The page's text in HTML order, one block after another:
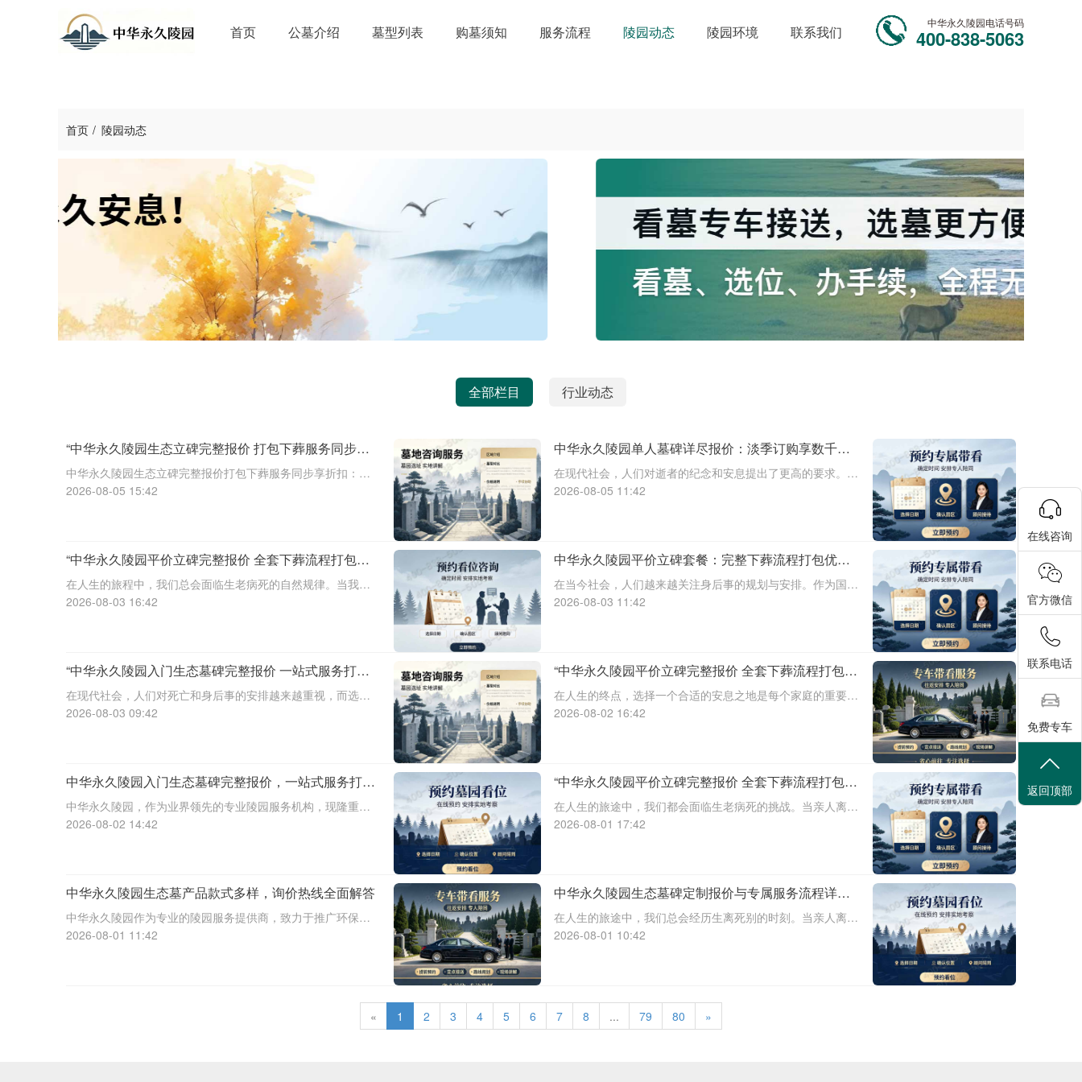
首页 公墓介绍 墓型列表 购墓须知 服务流程 陵园动态 陵园环境 联系我们
中华永久陵园电话号码
400-838-5063
首页 陵园动态
全部栏目 行业动态
“中华永久陵园生态立碑完整报价 打包下葬服务同步享
折扣：全方位福利解析与专属优惠”
中华永久陵园生态立碑完整报价打包下葬服务同步享折扣：全
方位福利解析与专属优惠☎ 中华永久陵园电话:400-838-5063
2026-08-05 15:42
中华永久陵园单人墓碑详尽报价：淡季订购享数千元
优惠
在现代社会，人们对逝者的纪念和安息提出了更高的要求。作
为国内知名的陵园品牌，中华永久陵园提供多种单人墓碑选
2026-08-05 11:42
“中华永久陵园平价立碑完整报价 全套下葬流程打包降
价”
在人生的旅程中，我们总会面临生老病死的自然规律。当我们
的亲人或挚爱离去，如何妥善安排他们的身后事，成为每个家
2026-08-03 16:42
中华永久陵园平价立碑套餐：完整下葬流程打包优惠
咨询指南
在当今社会，人们越来越关注身后事的规划与安排。作为国内
知名的陵园品牌，中华永久陵园凭借其平价立碑与全套下葬流
2026-08-03 11:42
“中华永久陵园入门生态墓碑完整报价 一站式服务打包
特惠：透明价格与便捷服务解析”
在现代社会，人们对死亡和身后事的安排越来越重视，而选择
一个合适的永久陵园和生态墓碑也成为了许多家庭的重要决
2026-08-03 09:42
“中华永久陵园平价立碑完整报价 全套下葬流程打包降
价咨询热线与服务详解”
在人生的终点，选择一个合适的安息之地是每个家庭的重要任
务。中华永久陵园作为知名的大型陵园，提供平价立碑、全套
2026-08-02 16:42
中华永久陵园入门生态墓碑完整报价，一站式服务打包
特惠，咨询热线大全。
中华永久陵园，作为业界领先的专业陵园服务机构，现隆重推
出入门级生态墓碑的透明报价与一站式服务打包特惠方案。本
2026-08-02 14:42
“中华永久陵园平价立碑完整报价 全套下葬流程打包降
价咨询服务热线”
在人生的旅途中，我们都会面临生老病死的挑战。当亲人离
世，选择一个合适的安息之地，是每个家庭的重要责任。中华
2026-08-01 17:42
中华永久陵园生态墓产品款式多样，询价热线全面解答
中华永久陵园作为专业的陵园服务提供商，致力于推广环保、
可持续的生态墓理念，为不同需求的客户提供多样化的生态墓
2026-08-01 11:42
中华永久陵园生态墓碑定制报价与专属服务流程详
解：咨询热线及纪念空间使用说明
在人生的旅途中，我们总会经历生离死别的时刻。当亲人离
去，我们如何表达对他们的思念和敬意？思亲园陵园提供个性
2026-08-01 10:42
« 1 2 3 4 5 6 7 8 ... 79 80 »
在线咨询
官方微信
联系电话
免费专车
返回顶部